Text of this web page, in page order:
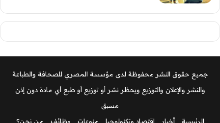
جميع حقوق النشر محفوظة لدى مؤسسة المصري للصحافة والطباعة
والنشر والإعلان والتوزيع ويحظر نشر أو توزيع أو طبع أي مادة دون إذن
مسبق
الرئيسية
أخبار اقتصاد وتكنولوجيا منوعات وظائف من نحن؟